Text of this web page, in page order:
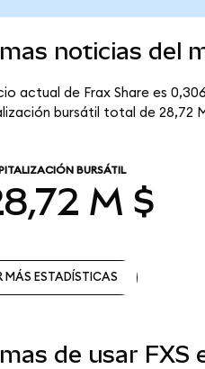
noticias del
actual de Frax Share es
bursátil total de 28,72
BURSÁTIL
M $
MÁS ESTADÍSTICAS
de usar FXS